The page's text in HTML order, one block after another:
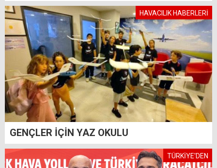
HAVACILIK HABERLERİ
GENÇLER İÇİN YAZ OKULU
TÜRKİYE'DEN